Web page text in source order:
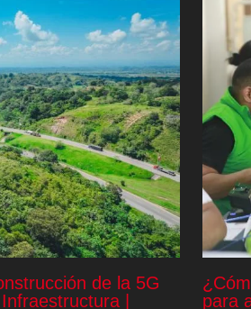
de la 5G
|
para